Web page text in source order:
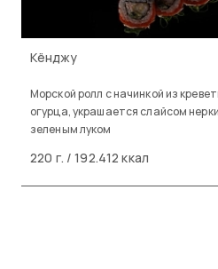
Кёнджу
Морской ролл с начинкой из
огурца, украшается слайсом
зеленым луком
220 г. / 192.412 ккал